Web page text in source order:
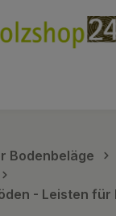
Bodenbeläge
- Leisten für